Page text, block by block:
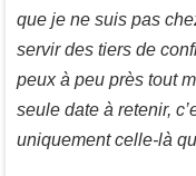
que je ne suis pas
servir des tiers de
peux à peu près tout
seule date à retenir,
uniquement celle-là